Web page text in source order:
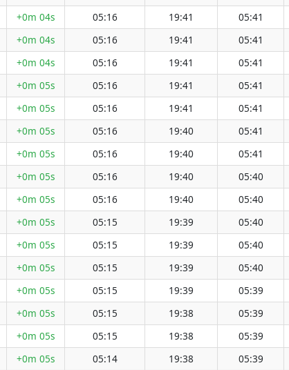
+0m 04s 05:16 19:41 05:41
+0m 04s 05:16 19:41 05:41
+0m 04s 05:16 19:41 05:41
+0m 05s 05:16 19:41 05:41
+0m 05s 05:16 19:41 05:41
+0m 05s 05:16 19:40 05:41
+0m 05s 05:16 19:40 05:41
+0m 05s 05:16 19:40 05:40
+0m 05s 05:16 19:40 05:40
+0m 05s 05:15 19:39 05:40
+0m 05s 05:15 19:39 05:40
+0m 05s 05:15 19:39 05:40
+0m 05s 05:15 19:39 05:39
+0m 05s 05:15 19:38 05:39
+0m 05s 05:15 19:38 05:39
+0m 05s 05:14 19:38 05:39